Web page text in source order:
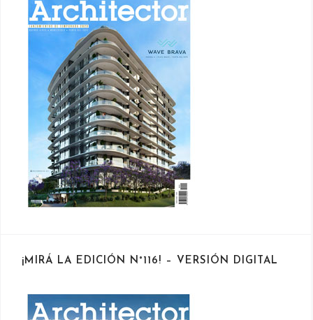
¡MIRÁ LA EDICIÓN N°116! – VERSIÓN DIGITAL